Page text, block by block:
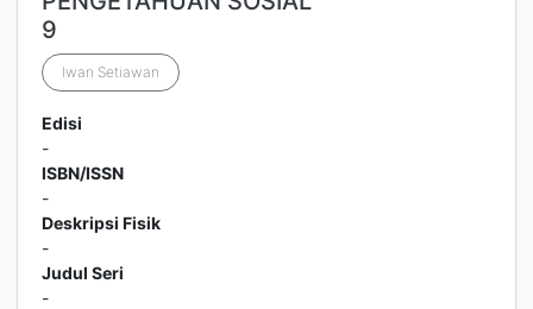
9
Iwan Setiawan
Edisi
-
ISBN/ISSN
-
Deskripsi Fisik
-
Judul Seri
-